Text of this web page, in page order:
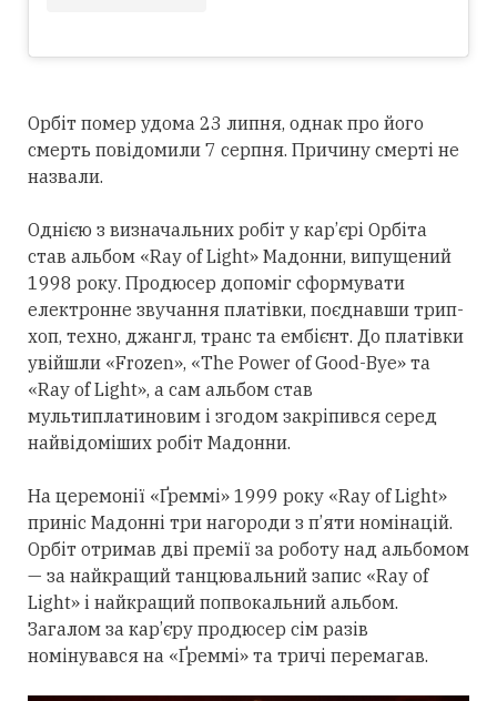
Орбіт помер удома 23 липня, однак про його
смерть повідомили 7 серпня. Причину смерті не
назвали.
Однією з визначальних робіт у кар’єрі Орбіта
став альбом «Ray of Light» Мадонни, випущений
1998 року. Продюсер допоміг сформувати
електронне звучання платівки, поєднавши трип-
хоп, техно, джангл, транс та ембієнт. До платівки
увійшли «Frozen», «The Power of Good-Bye» та
«Ray of Light», а сам альбом став
мультиплатиновим і згодом закріпився серед
найвідоміших робіт Мадонни.
На церемонії «Ґреммі» 1999 року «Ray of Light»
приніс Мадонні три нагороди з п’яти номінацій.
Орбіт отримав дві премії за роботу над альбомом
— за найкращий танцювальний запис «Ray of
Light» і найкращий попвокальний альбом.
Загалом за кар’єру продюсер сім разів
номінувався на «Ґреммі» та тричі перемагав.